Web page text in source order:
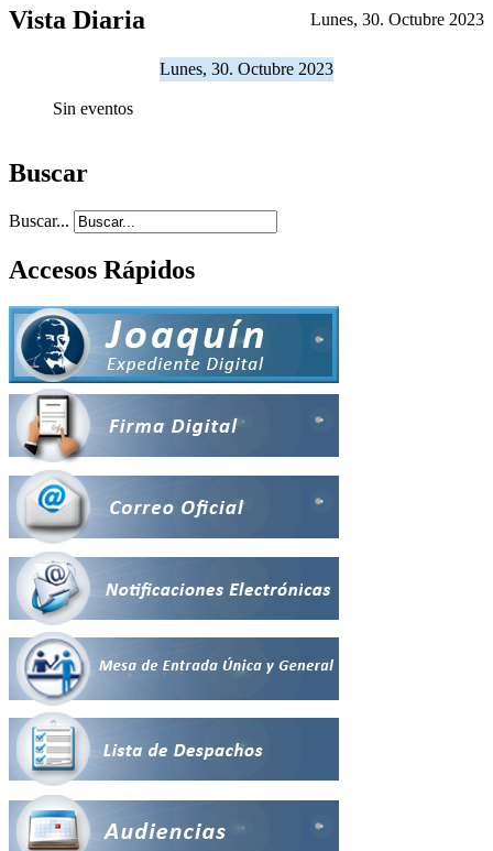
Vista Diaria Lunes, 30. Octubre 2023
Lunes, 30. Octubre 2023
Sin eventos
Buscar
Buscar...
Accesos Rápidos